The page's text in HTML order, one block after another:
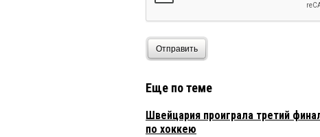
Отправить
Еще по теме
Швейцария проиграла третий
по хоккею